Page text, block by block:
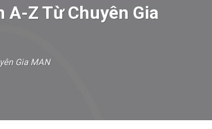
A-Z Từ Chuyên Gia
Gia MAN